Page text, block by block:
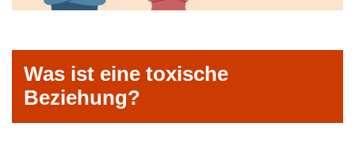
Was ist eine toxische
Beziehung?